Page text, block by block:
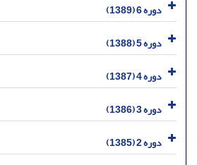
دوره 6 (1389)
دوره 5 (1388)
دوره 4 (1387)
دوره 3 (1386)
دوره 2 (1385)